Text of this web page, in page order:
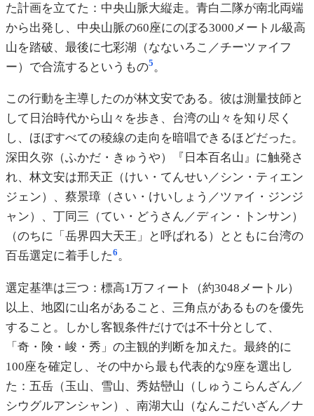
た計画を立てた：中央山脈大縦走。青白二隊が南北両端
から出発し、中央山脈の60座にのぼる3000メートル級高
山を踏破、最後に七彩湖（なないろこ／チーツァイフ
ー）で合流するというもの5 。
この行動を主導したのが林文安である。彼は測量技師と
して日治時代から山々を歩き、台湾の山々を知り尽く
し、ほぼすべての稜線の走向を暗唱できるほどだった。
深田久弥（ふかだ・きゅうや）『日本百名山』に触発さ
れ、林文安は邢天正（けい・てんせい／シン・ティエン
ジェン）、蔡景璋（さい・けいしょう／ツァイ・ジンジ
ャン）、丁同三（てい・どうさん／ディン・トンサン）
（のちに「岳界四大天王」と呼ばれる）とともに台湾の
百岳選定に着手した6。
選定基準は三つ：標高1万フィート（約3048メートル）
以上、地図に山名があること、三角点があるものを優先
すること。しかし客観条件だけでは不十分として、
「奇・険・峻・秀」の主観的判断を加えた。最終的に
100座を確定し、その中から最も代表的な9座を選出し
た：五岳（玉山、雪山、秀姑巒山（しゅうこらんざん／
シウグルアンシャン）、南湖大山（なんこだいざん／ナ